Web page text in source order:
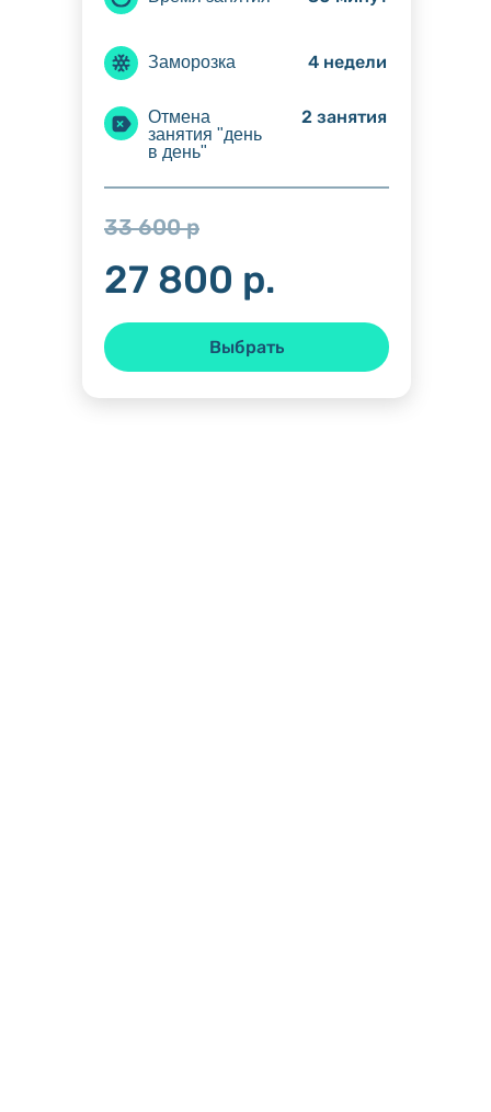
33 600 р
27 800 р.
Выбрать
Заморозка 4 недели
Отмена
занятия "день
в день"
2 занятия